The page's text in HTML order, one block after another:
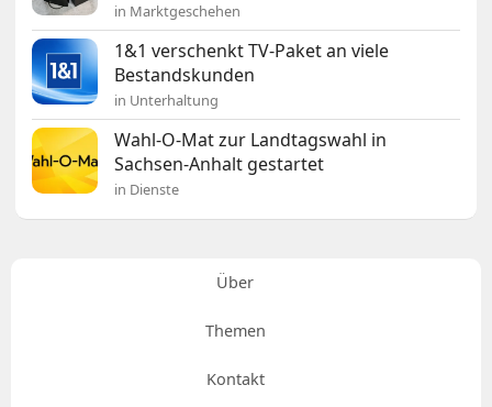
in Marktgeschehen
1&1 verschenkt TV-Paket an viele
Bestandskunden
in Unterhaltung
Wahl-O-Mat zur Landtagswahl in
Sachsen-Anhalt gestartet
in Dienste
Über
Themen
Kontakt